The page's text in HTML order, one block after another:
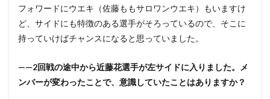
フォワードにウエキ（佐藤ももサロワンウエキ）もいますけ
ど、サイドにも特徴のある選手がそろっているので、そこに
持っていけばチャンスになると思っていました。
——2回戦の途中から近藤花選手が左サイドに入りました。メ
ンバーが変わったことで、意識していたことはありますか？